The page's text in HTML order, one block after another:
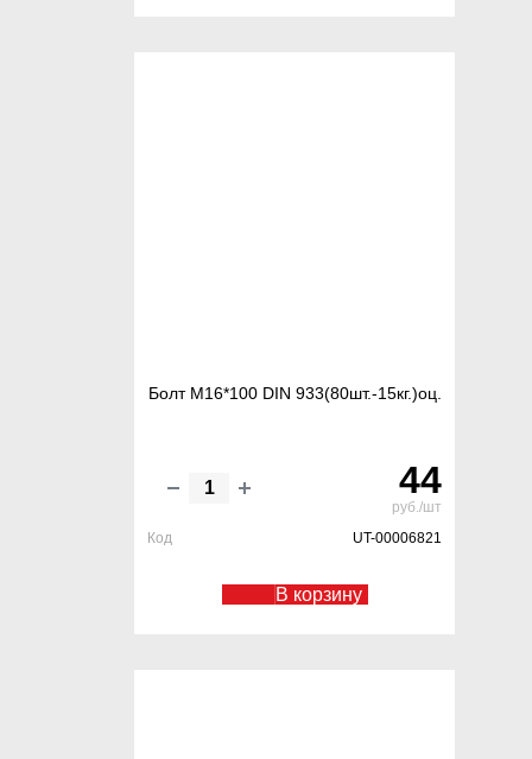
Болт М16*100 DIN 933(80шт.-15кг.)оц.
44
руб./шт
Код
UT-00006821
В корзину